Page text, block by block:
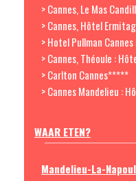
> Cannes, Le Mas
> Cannes, Hôtel
> Hotel Pullman
> Cannes, Théoule :
> Carlton Cannes*****
> Cannes Mandelieu :
WAAR ETEN?
Mandelieu-La-